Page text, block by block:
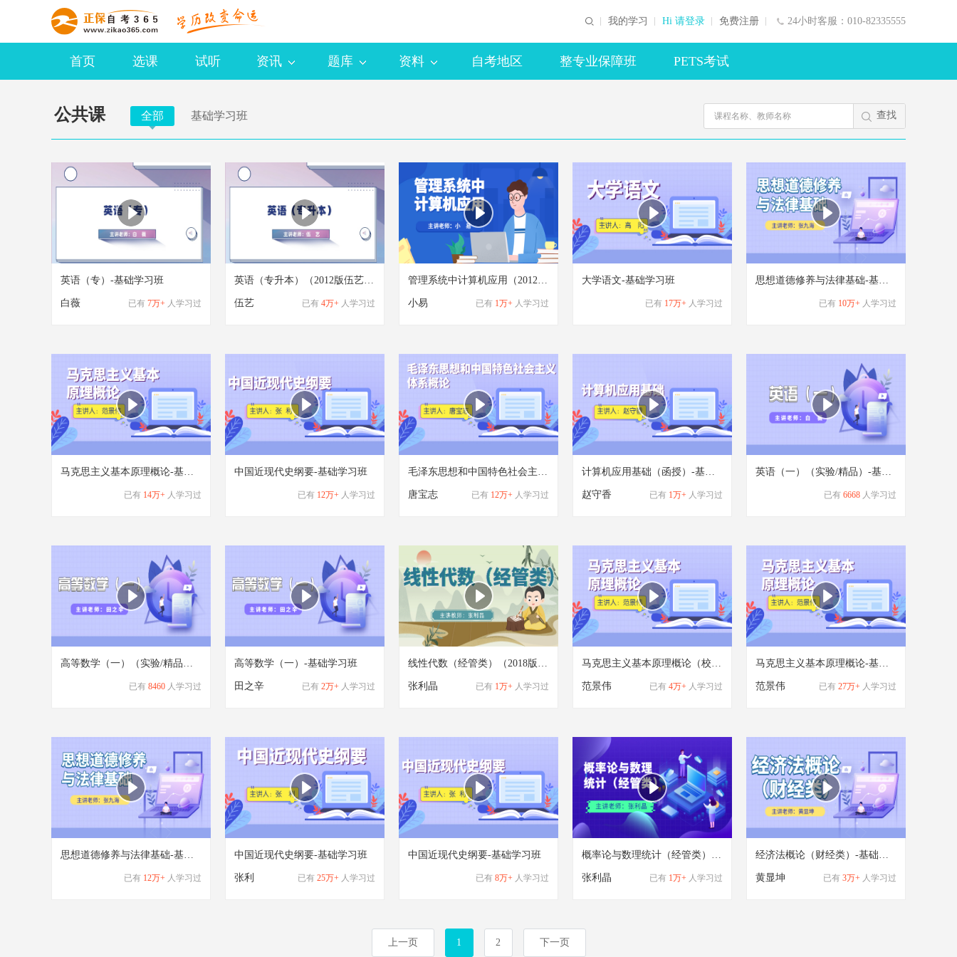
24小时客服：010-82335555
我的学习 Hi 请登录 免费注册
首页 选课 试听 资讯 题库 资料 自考地区 整专业保障班 PETS考试
公共课 全部 基础学习班 查找
英语（专）-基础学习班
白薇 已有 7万+ 人学习过
英语（专升本）（2012版伍艺）-基础学习班
伍艺 已有 4万+ 人学习过
管理系统中计算机应用（2012版小易）-基础学习班
小易 已有 1万+ 人学习过
大学语文-基础学习班
已有 17万+ 人学习过
思想道德修养与法律基础-基础学习班
已有 10万+ 人学习过
马克思主义基本原理概论-基础学习班
已有 14万+ 人学习过
中国近现代史纲要-基础学习班
已有 12万+ 人学习过
毛泽东思想和中国特色社会主义理论体系概论-基础学习班
唐宝志 已有 12万+ 人学习过
计算机应用基础（函授）-基础学习班
赵守香 已有 1万+ 人学习过
英语（一）（实验/精品）-基础学习班
已有 6668 人学习过
高等数学（一）（实验/精品）-基础学习班
已有 8460 人学习过
高等数学（一）-基础学习班
田之辛 已有 2万+ 人学习过
线性代数（经管类）（2018版张利晶）-基础学习班
张利晶 已有 1万+ 人学习过
马克思主义基本原理概论（校本评核）-基础学习班
范景伟 已有 4万+ 人学习过
马克思主义基本原理概论-基础学习班
范景伟 已有 27万+ 人学习过
思想道德修养与法律基础-基础学习班
已有 12万+ 人学习过
中国近现代史纲要-基础学习班
张利 已有 25万+ 人学习过
中国近现代史纲要-基础学习班
已有 8万+ 人学习过
概率论与数理统计（经管类）（2018版张利晶）-基础学习班
张利晶 已有 1万+ 人学习过
经济法概论（财经类）-基础学习班
黄显坤 已有 3万+ 人学习过
上一页 1 2 下一页